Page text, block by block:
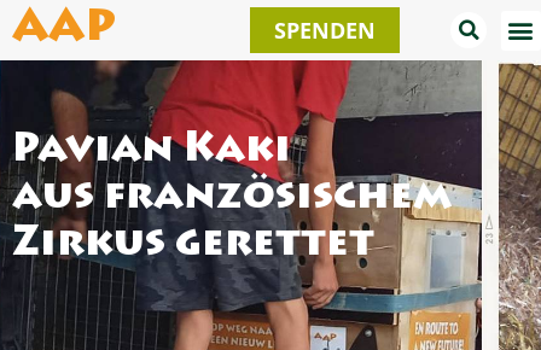
Zum
Inhalt
springen
AAP SPENDEN
Pavian Kaki
aus französischem
Zirkus gerettet